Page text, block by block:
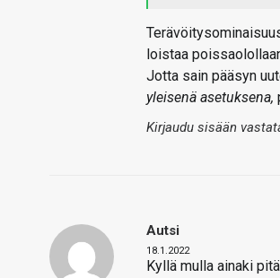
loistaa
Jotta sain pääsyn
yleisenä asetuksena,
Kirjaudu sisään
Autsi
18.1.2022
Kyllä mulla ainaki